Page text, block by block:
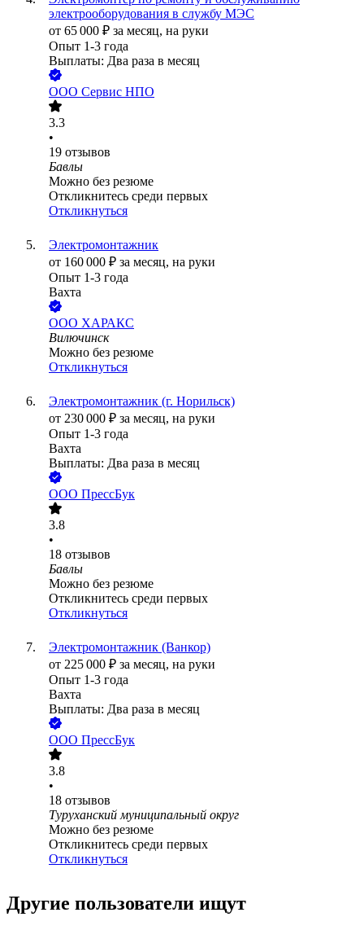
электрооборудования в службу МЭС
от 65 000 ₽ за месяц, на руки
Опыт 1-3 года
Выплаты: Два раза в месяц
ООО Сервис НПО
3.3
•
19 отзывов
Бавлы
Можно без резюме
Откликнитесь среди первых
Откликнуться
Электромонтажник
от 160 000 ₽ за месяц, на руки
Опыт 1-3 года
Вахта
ООО ХАРАКС
Вилючинск
Можно без резюме
Откликнуться
Электромонтажник (г. Норильск)
от 230 000 ₽ за месяц, на руки
Опыт 1-3 года
Вахта
Выплаты: Два раза в месяц
ООО ПрессБук
3.8
•
18 отзывов
Бавлы
Можно без резюме
Откликнитесь среди первых
Откликнуться
Электромонтажник (Ванкор)
от 225 000 ₽ за месяц, на руки
Опыт 1-3 года
Вахта
Выплаты: Два раза в месяц
ООО ПрессБук
3.8
•
18 отзывов
Туруханский муниципальный округ
Можно без резюме
Откликнитесь среди первых
Откликнуться
Другие пользователи ищут